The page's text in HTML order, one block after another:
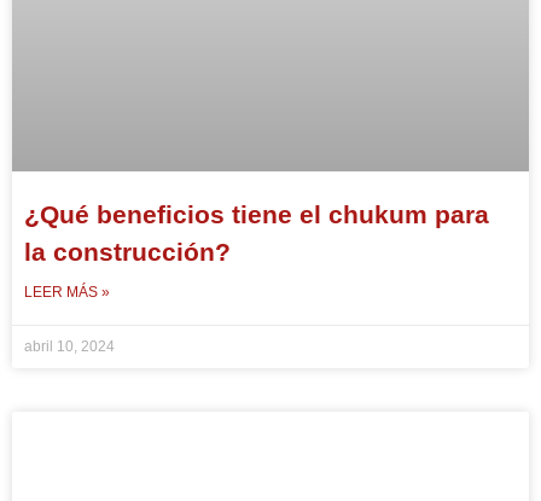
¿Qué beneficios tiene el chukum para
la construcción?
LEER MÁS »
abril 10, 2024